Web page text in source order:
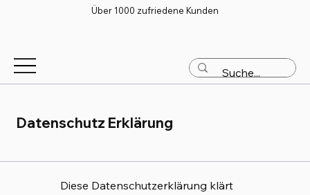
Über 1000 zufriedene Kunden
Datenschutz Erklärung
Diese Datenschutzerklärung klärt